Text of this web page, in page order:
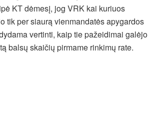
KT dėmesį, jog VRK kai kuriuos
tik per siaurą vienmandatės apygardos
vertinti, kaip tie pažeidimai galėjo
balsų skaičių pirmame rinkimų rate.